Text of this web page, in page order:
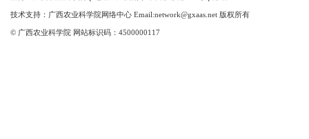
技术支持：广西农业科学院网络中心 Email:network@gxaas.net 版权所有
© 广西农业科学院 网站标识码：4500000117